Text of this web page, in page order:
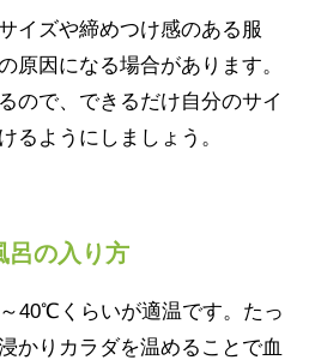
イズや締めつけ感のある服
原因になる場合があります。
ので、できるだけ自分のサイ
るようにしましょう。
呂の入り方
40℃くらいが適温です。たっ
かりカラダを温めることで血